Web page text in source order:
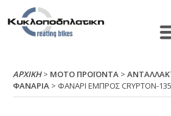
ΑΡΧΙΚΉ> ΜΟΤΟ ΠΡΟΪΟΝΤΑ >
ΦΑΝΑΡΙΑ > ΦΑΝΑΡΙ ΕΜΠΡΟΣ CRΥΡΤΟΝ-